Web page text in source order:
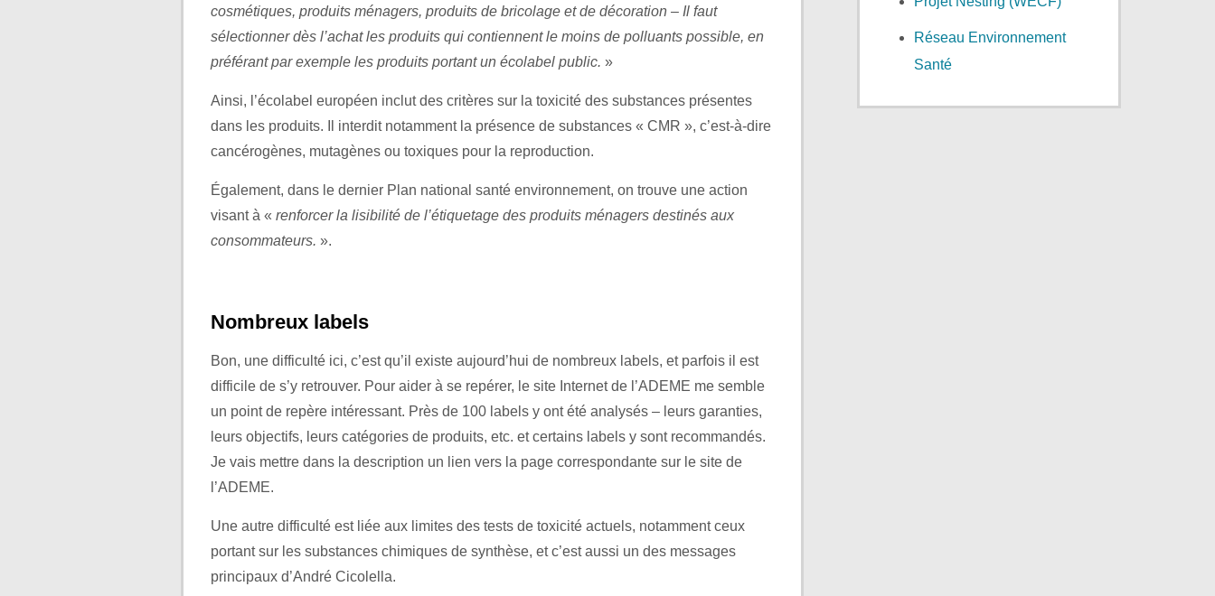
cosmétiques, produits ménagers, produits de bricolage et de décoration – Il faut
sélectionner dès l’achat les produits qui contiennent le moins de polluants possible, en
préférant par exemple les produits portant un écolabel public. »
Ainsi, l’écolabel européen inclut des critères sur la toxicité des substances présentes
dans les produits. Il interdit notamment la présence de substances « CMR », c’est-à-dire
cancérogènes, mutagènes ou toxiques pour la reproduction.
Également, dans le dernier Plan national santé environnement, on trouve une action
visant à « renforcer la lisibilité de l’étiquetage des produits ménagers destinés aux
consommateurs. ».
Nombreux labels
Bon, une difficulté ici, c’est qu’il existe aujourd’hui de nombreux labels, et parfois il est
difficile de s’y retrouver. Pour aider à se repérer, le site Internet de l’ADEME me semble
un point de repère intéressant. Près de 100 labels y ont été analysés – leurs garanties,
leurs objectifs, leurs catégories de produits, etc. et certains labels y sont recommandés.
Je vais mettre dans la description un lien vers la page correspondante sur le site de
l’ADEME.
Une autre difficulté est liée aux limites des tests de toxicité actuels, notamment ceux
portant sur les substances chimiques de synthèse, et c’est aussi un des messages
principaux d’André Cicolella.
Réseau Environnement
Santé